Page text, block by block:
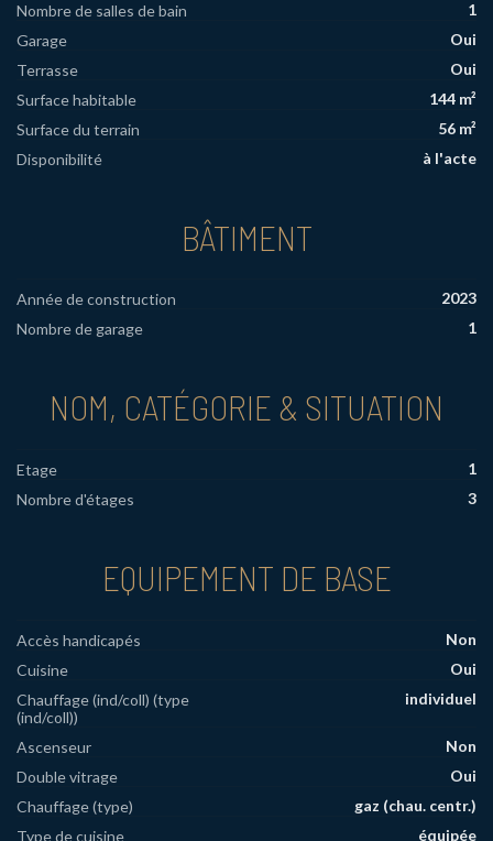
Nombre de salles de bain
1
Garage
Oui
Terrasse
Oui
Surface habitable
144 m²
Surface du terrain
56 m²
Disponibilité
à l'acte
BÂTIMENT
Année de construction
2023
Nombre de garage
1
NOM, CATÉGORIE & SITUATION
Etage
1
Nombre d'étages
3
EQUIPEMENT DE BASE
Accès handicapés
Non
Cuisine
Oui
Chauffage (ind/coll) (type
(ind/coll))
individuel
Ascenseur
Non
Double vitrage
Oui
Chauffage (type)
gaz (chau. centr.)
Type de cuisine
équipée